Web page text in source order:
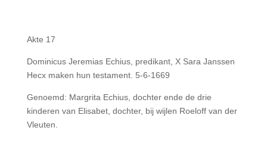
Akte 17
Dominicus Jeremias Echius, predikant, X Sara Janssen
Hecx maken hun testament. 5-6-1669
Genoemd: Margrita Echius, dochter ende de drie
kinderen van Elisabet, dochter, bij wijlen Roeloff van der
Vleuten.